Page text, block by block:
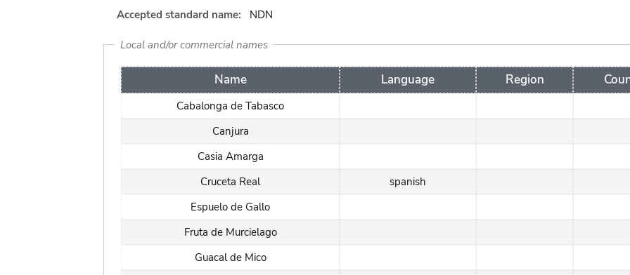
Accepted standard name:
NDN
Local and/or commercial names
Name Language Region
Cabalonga de Tabasco
Canjura
Casia Amarga
Cruceta Real
spanish
Espuelo de Gallo
Fruta de Murcielago
Guacal de Mico